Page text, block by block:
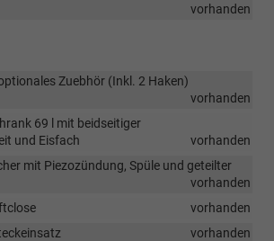
vorhanden
Zuebhör (Inkl. 2 Haken)
vorhanden
69 l mit beidseitiger
und Eisfach
vorhanden
mit Piezozündung, Spüle und geteilter
vorhanden
vorhanden
vorhanden